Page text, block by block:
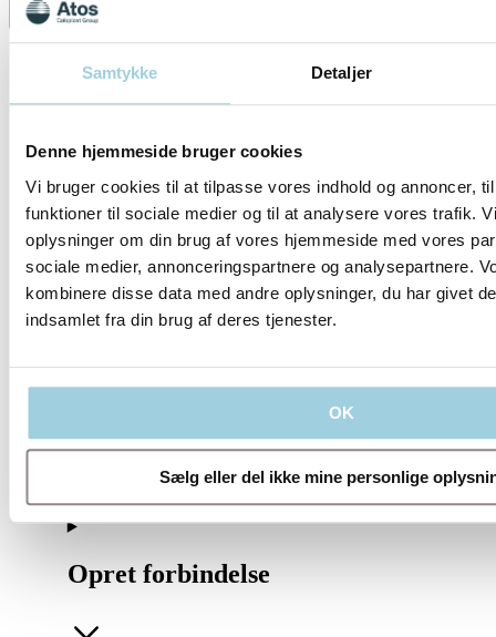
Samtykke Detaljer
Denne hjemmeside bruger cookies
Vi bruger cookies til at tilpasse vores indhold og annoncer,
funktioner til sociale medier og til at analysere vores trafik.
oplysninger om din brug af vores hjemmeside med vores
sociale medier, annonceringspartnere og analysepartnere.
kombinere disse data med andre oplysninger, du har givet
indsamlet fra din brug af deres tjenester.
OK
Sælg eller del ikke mine personlige
Del
Vores politikker
Virksomhed
Opret forbindelse